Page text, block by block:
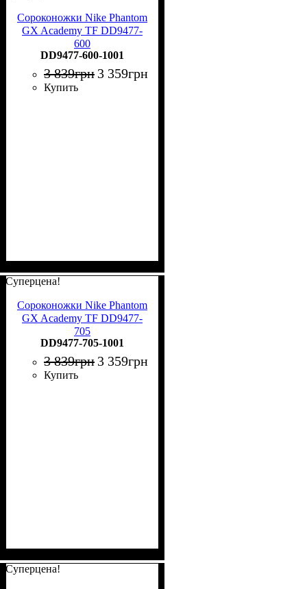
Сороконожки Nike Phantom
GX Academy TF DD9477-
600
DD9477-600-1001
3 839грн 3 359грн
Купить
Суперцена!
Сороконожки Nike Phantom
GX Academy TF DD9477-
705
DD9477-705-1001
3 839грн 3 359грн
Купить
Суперцена!